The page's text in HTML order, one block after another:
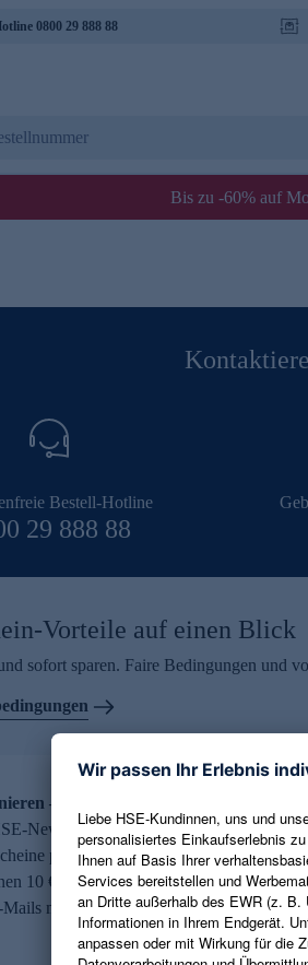
0800 29 888 88
Bis zu -60% auf
Bestell-Hotline
29 888 88
Vorteile auf einen Blick
sofort sparen. Faire Bedingungen und
– 10 € Gutschein erhalten
Newsletter abonnieren und aktuelle
per E-Mail erhalten. Als Dankeschön
10 € Gutschein. Eine Abmeldung ist
möglich.